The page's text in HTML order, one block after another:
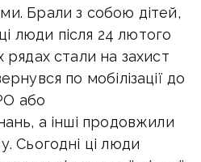
Брали з собою дітей,
люди після 24 лютого
стали на захист
по мобілізації до
або
а інші продовжили
Сьогодні ці люди